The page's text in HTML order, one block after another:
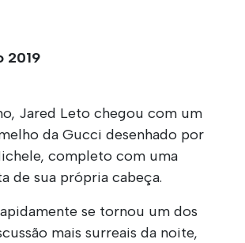
2019
Jared Leto chegou com um
da Gucci desenhado por
completo com uma
de sua própria cabeça.
se tornou um dos
mais surreais da noite,